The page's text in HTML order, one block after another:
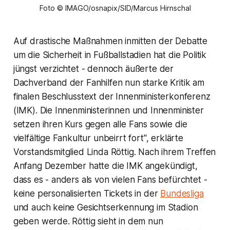
Foto © IMAGO/osnapix/SID/Marcus Hirnschal
Auf drastische Maßnahmen inmitten der Debatte
um die Sicherheit in Fußballstadien hat die Politik
jüngst verzichtet - dennoch äußerte der
Dachverband der Fanhilfen nun starke Kritik am
finalen Beschlusstext der Innenministerkonferenz
(IMK). Die Innenministerinnen und Innenminister
setzen ihren Kurs gegen alle Fans sowie die
vielfältige Fankultur unbeirrt fort", erklärte
Vorstandsmitglied Linda Röttig. Nach ihrem Treffen
Anfang Dezember hatte die IMK angekündigt,
dass es - anders als von vielen Fans befürchtet -
keine personalisierten Tickets in der Bundesliga
und auch keine Gesichtserkennung im Stadion
geben werde. Röttig sieht in dem nun